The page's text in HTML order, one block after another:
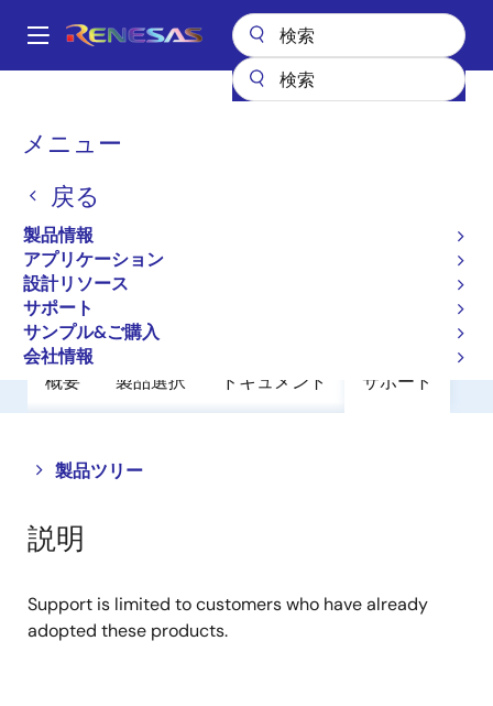
ン
Main
メニュー
戻る
製品情報
アプリケーション
設計リソース
サポート
サンプル&ご購入
会社情報
パ
く
ず
オペアンプ 汎用オペアンプ UPC151G2
UPC151G2
廃止品
Operational Amplifiers
概要 製品選択 ドキュメント サポート
製品ツリー
Close
tree
menu
Open
tree
menu
説明
Support is limited to customers who have already
adopted these products.